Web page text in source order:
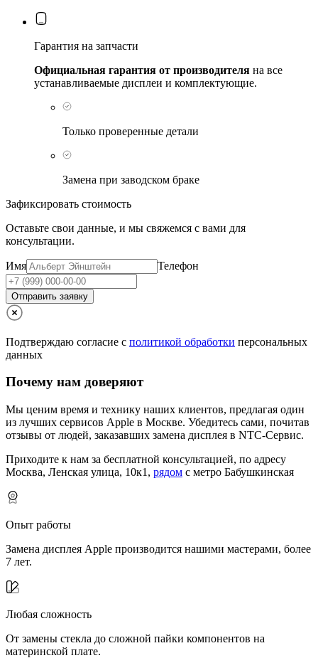
Гарантия на запчасти
Официальная гарантия от производителя на все
устанавливаемые дисплеи и комплектующие.
Только проверенные детали
Замена при заводском браке
Зафиксировать стоимость
Оставьте свои данные, и мы свяжемся с вами для
консультации.
Имя Телефон
Отправить заявку
Подтверждаю согласие с политикой обработки персональных
данных
Почему нам доверяют
Мы ценим время и технику наших клиентов, предлагая один
из лучших сервисов Apple в Москве. Убедитесь сами, почитав
отзывы от людей, заказавших замена дисплея в NTC-Сервис.
Приходите к нам за бесплатной консультацией, по адресу
Москва, Ленская улица, 10к1, рядом с метро Бабушкинская
Опыт работы
Замена дисплея Apple производится нашими мастерами, более
7 лет.
Любая сложность
От замены стекла до сложной пайки компонентов на
материнской плате.